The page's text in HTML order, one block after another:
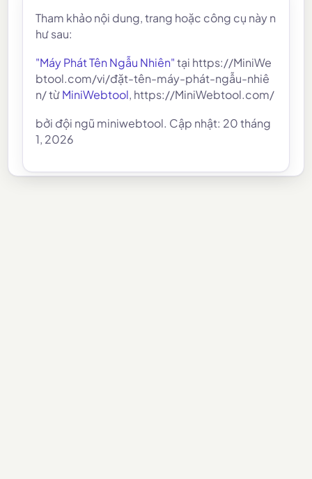
Tham khảo nội dung, trang hoặc công cụ này n
hư sau:
"Máy Phát Tên Ngẫu Nhiên"tại https://MiniWe
btool.com/vi/đặt-tên-máy-phát-ngẫu-nhiê
n/ từMiniWebtool, https://MiniWebtool.com/
bởi đội ngũ miniwebtool. Cập nhật: 20 tháng
1, 2026